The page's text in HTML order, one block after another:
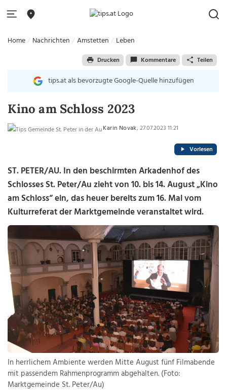
Home Nachrichten Amstetten Leben
Drucken Kommentare Teilen
tips.at als bevorzugte Google-Quelle hinzufügen
Kino am Schloss 2023
Karin Novak, 27.07.2023 11:21
Vorlesen
ST. PETER/AU. In den beschirmten Arkadenhof des
Schlosses St. Peter/Au zieht von 10. bis 14. August „Kino
am Schloss“ ein, das heuer bereits zum 16. Mal vom
Kulturreferat der Marktgemeinde veranstaltet wird.
In herrlichem Ambiente werden Mitte August fünf Filmabende
mit passendem Rahmenprogramm abgehalten. (Foto:
Marktgemeinde St. Peter/Au)